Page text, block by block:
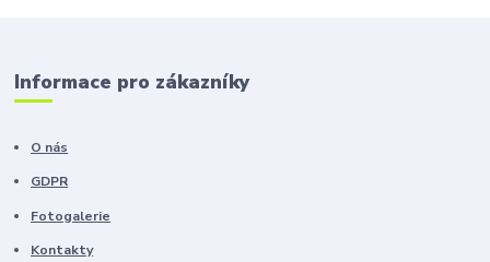
Informace pro zákazníky
O nás
GDPR
Fotogalerie
Kontakty